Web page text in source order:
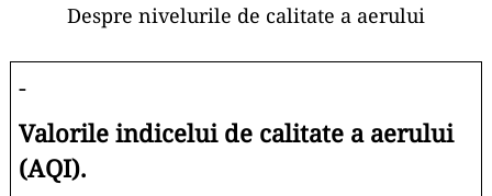
Despre nivelurile de calitate a aerului
-
Valorile indicelui de calitate a aerului
(AQI).